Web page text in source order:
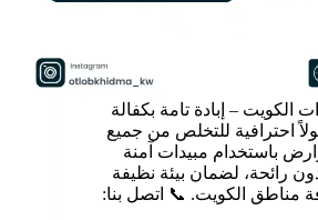
– إبادة تامة بكفالة
احترافية للتخلص من جميع
باستخدام مبيدات آمنة
رائحة، لضمان بيئة نظيفة
مناطق الكويت. 📞 اتصل بنا: